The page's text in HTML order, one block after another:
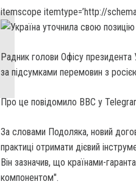
itemscope itemtype=’http://
Радник голови Офісу
за підсумками перемовин з
Про це повідомило BBC у
За словами Подоляка, новий
практиці отримати дієвий
Він зазначив, що країнами-
компонентом".